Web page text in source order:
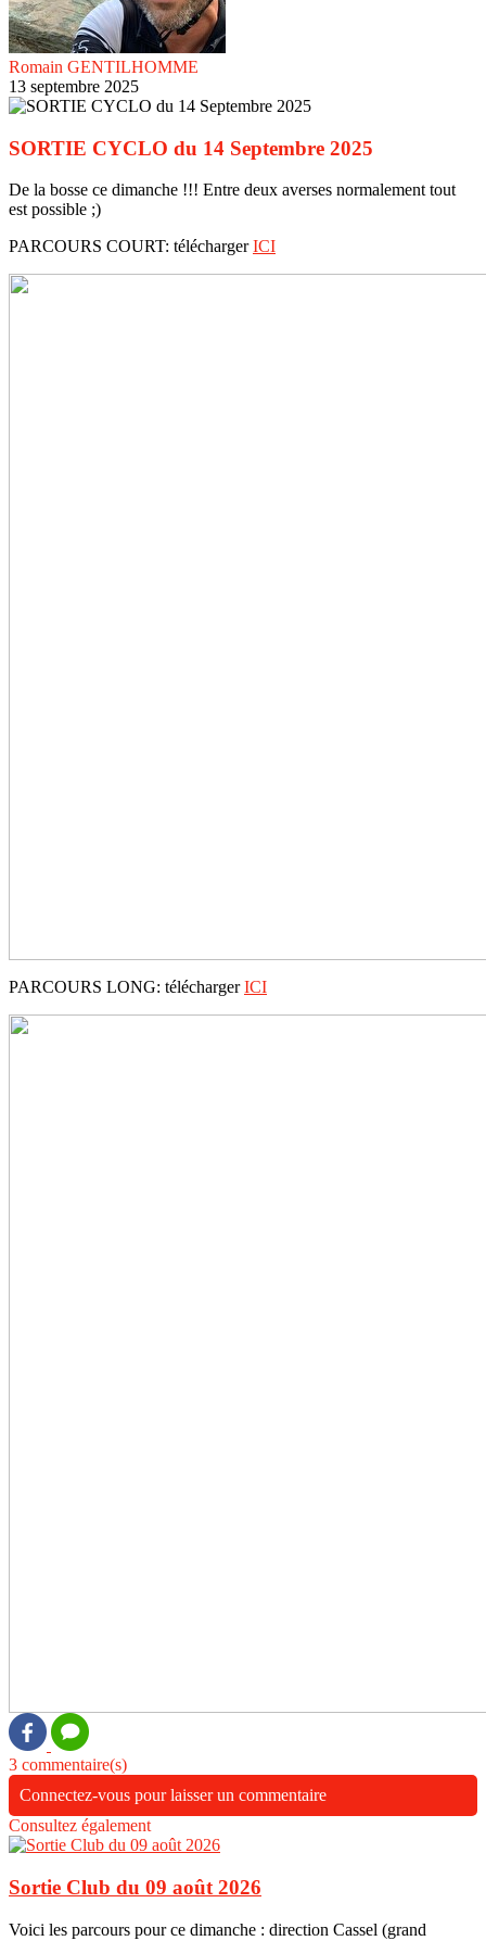
Romain GENTILHOMME
13 septembre 2025
SORTIE CYCLO du 14 Septembre 2025
De la bosse ce dimanche !!! Entre deux averses normalement tout
est possible ;)
PARCOURS COURT: téléchargerICI
PARCOURS LONG: téléchargerICI
3 commentaire(s)
Connectez-vous pour laisser un commentaire
Consultez également
Sortie Club du 09 août 2026
Voici les parcours pour ce dimanche : direction Cassel (grand